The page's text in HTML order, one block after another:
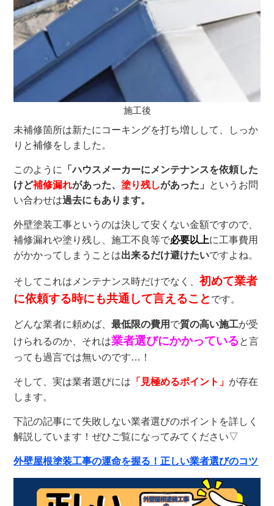
施工後
未補修箇所は新たにコーキングを打ち増しして、しっか
りと補修をしました。
このように
「ハウスメーカーにメンテナンスを依頼した
けど補修漏れがあった、塗り残しがあった」 というお問
い合わせは過去にもあります。
外壁塗装工事というのは決して安くない金額ですので、
補修漏れや塗り残し、施工不良等で必要以上に工事費用
がかかってしまうことは出来るだけ避けたいですよね。
そしてこれはメンテナンス時だけでなく、初めて業者
に依頼する時にも共通して言えること です。
どんな業者に頼めば、最低限の費用 で質の高い施工が受
けられるのか、それは業者選びにかかっていると言
っても過言では無いのです…！
そして、実は業者選びには 「見極めるポイント」 が存在
します。
下記の記事にて失敗しない業者選びのポイントを詳しく
解説しています！ぜひご覧になってみてください▽
外壁屋根塗装工事の運命を握る！正しい業者選びのコツ